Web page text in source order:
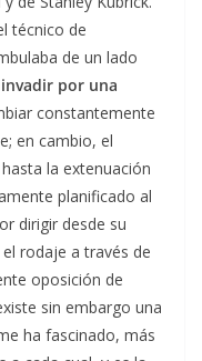
técnico de
de un lado
por una
constantemente
en cambio, el
la extenuación
planificado al
dirigir desde su
rodaje a través de
oposición de
sin embargo una
ha fascinado, más